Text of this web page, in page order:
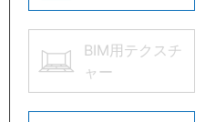
BIM用テクスチ
ャー